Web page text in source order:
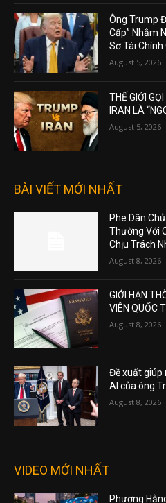
Ông Trump
Cấp” Nhằm
Sơ Tài
August 5, 2026
THẾ GIỚI
IRAN LÀ
August 5, 2026
BÀI VIẾT MỚI NHẤT
Phe Dân
Thường Với
Chịu Trách
August 8, 2026
GIỚI HẠN
VIÊN QUỐC
August 8, 2026
Đề xuất giúp
AI của ông
August 8, 2026
VIDEO MỚI NHẤT
Phương